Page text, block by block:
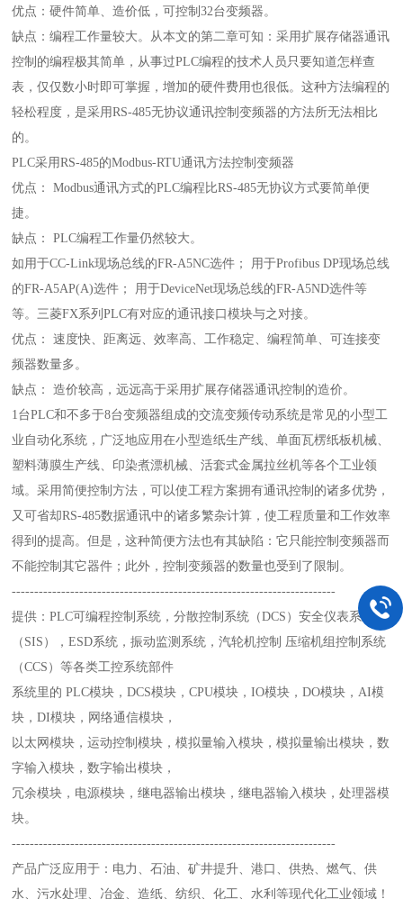
优点：硬件简单、造价低，可控制32台变频器。
缺点：编程工作量较大。从本文的第二章可知：采用扩展存储器通讯
控制的编程极其简单，从事过PLC编程的技术人员只要知道怎样查
表，仅仅数小时即可掌握，增加的硬件费用也很低。这种方法编程的
轻松程度，是采用RS-485无协议通讯控制变频器的方法所无法相比
的。
PLC采用RS-485的Modbus-RTU通讯方法控制变频器
优点： Modbus通讯方式的PLC编程比RS-485无协议方式要简单便
捷。
缺点： PLC编程工作量仍然较大。
如用于CC-Link现场总线的FR-A5NC选件； 用于Profibus DP现场总线
的FR-A5AP(A)选件； 用于DeviceNet现场总线的FR-A5ND选件等
等。三菱FX系列PLC有对应的通讯接口模块与之对接。
优点： 速度快、距离远、效率高、工作稳定、编程简单、可连接变
频器数量多。
缺点： 造价较高，远远高于采用扩展存储器通讯控制的造价。
1台PLC和不多于8台变频器组成的交流变频传动系统是常见的小型工
业自动化系统，广泛地应用在小型造纸生产线、单面瓦楞纸板机械、
塑料薄膜生产线、印染煮漂机械、活套式金属拉丝机等各个工业领
域。采用简便控制方法，可以使工程方案拥有通讯控制的诸多优势，
又可省却RS-485数据通讯中的诸多繁杂计算，使工程质量和工作效率
得到的提高。但是，这种简便方法也有其缺陷：它只能控制变频器而
不能控制其它器件；此外，控制变频器的数量也受到了限制。
------------------------------------------------------------------------
提供：PLC可编程控制系统，分散控制系统（DCS）安全仪表系统
（SIS），ESD系统，振动监测系统，汽轮机控制 压缩机组控制系统
（CCS）等各类工控系统部件
系统里的 PLC模块，DCS模块，CPU模块，IO模块，DO模块，AI模
块，DI模块，网络通信模块，
以太网模块，运动控制模块，模拟量输入模块，模拟量输出模块，数
字输入模块，数字输出模块，
冗余模块，电源模块，继电器输出模块，继电器输入模块，处理器模
块。
------------------------------------------------------------------------
产品广泛应用于：电力、石油、矿井提升、港口、供热、燃气、供
水、污水处理、冶金、造纸、纺织、化工、水利等现代化工业领域！